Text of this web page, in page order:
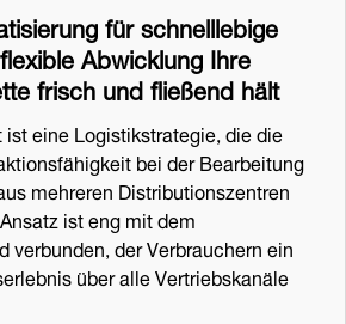
für schnelllebige
Abwicklung Ihre
frisch und fließend hält
eine Logistikstrategie, die die
bei der Bearbeitung
mehreren Distributionszentren
ist eng mit dem
verbunden, der Verbrauchern ein
über alle Vertriebskanäle